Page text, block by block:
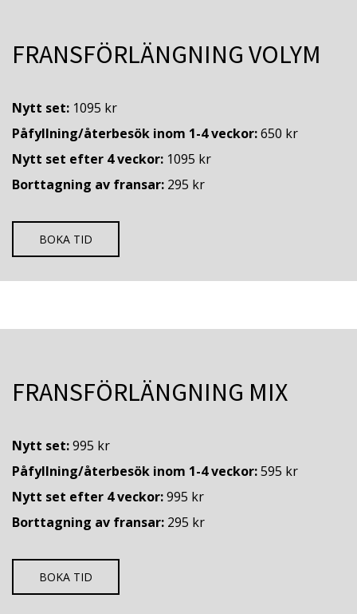
FRANSFÖRLÄNGNING VOLYM
Nytt set: 1095 kr
Påfyllning/återbesök inom 1-4 veckor:650 kr
Nytt set efter 4 veckor: 1095 kr
Borttagning av fransar: 295 kr
BOKA TID
FRANSFÖRLÄNGNING MIX
Nytt set:995 kr
Påfyllning/återbesök inom 1-4 veckor:595 kr
Nytt set efter 4 veckor:995 kr
Borttagning av fransar: 295 kr
BOKA TID